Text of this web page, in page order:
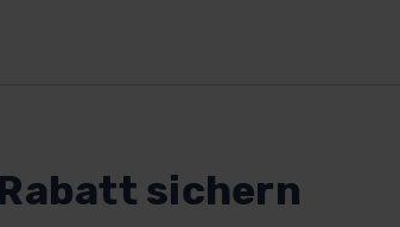
sichern